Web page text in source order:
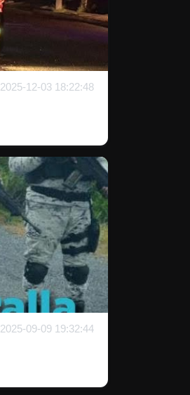
2025-12-03 18:22:48
2025-09-09 19:32:44